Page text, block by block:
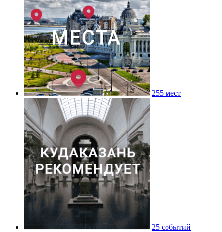
255 мест
25 событий